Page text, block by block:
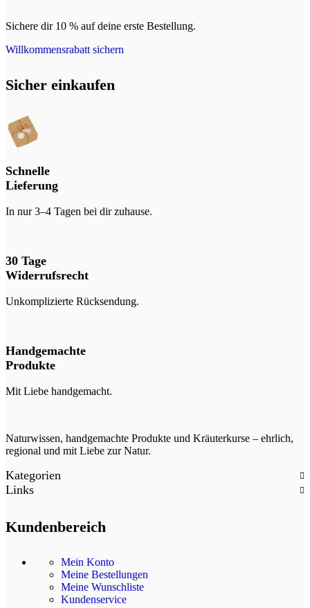
Sichere dir 10 % auf deine erste Bestellung.
Willkommensrabatt sichern
Sicher einkaufen
Schnelle
Lieferung
In nur 3–4 Tagen bei dir zuhause.
30 Tage
Widerrufsrecht
Unkomplizierte Rücksendung.
Handgemachte
Produkte
Mit Liebe handgemacht.
Naturwissen, handgemachte Produkte und Kräuterkurse – ehrlich,
regional und mit Liebe zur Natur.
Kategorien
Links
Kundenbereich
Mein Konto
Meine Bestellungen
Meine Wunschliste
Kundenservice